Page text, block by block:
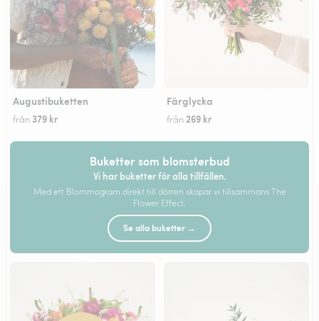
Augustibuketten
från 379 kr
Färglycka
från 269 kr
Buketter som blomsterbud
Vi har buketter för alla tillfällen.
Med ett Blommogram direkt till dörren skapar vi tillsammans The
Flower Effect.
Se alla buketter →